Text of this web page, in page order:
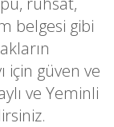
belgesi gibi
için güven ve
ve Yeminli